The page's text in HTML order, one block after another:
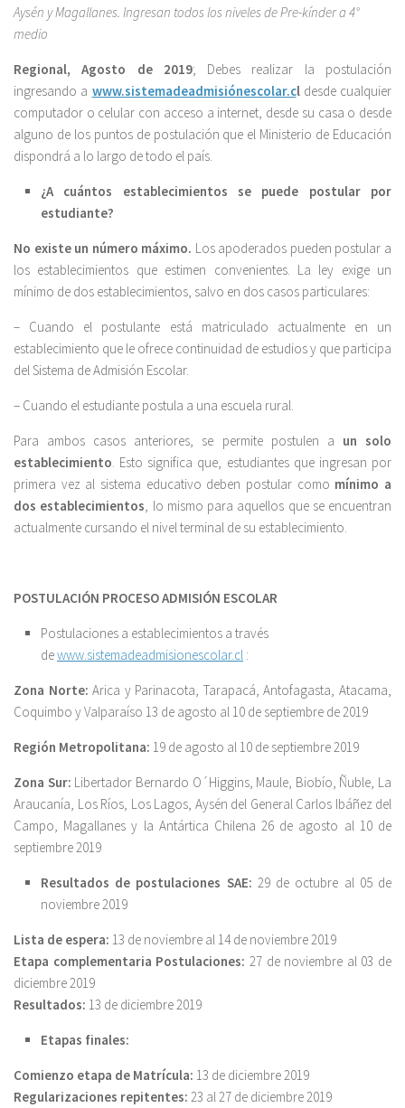
Aysén y Magallanes. Ingresan todos los niveles de Pre-kínder a 4°
medio
Regional, Agosto de 2019; Debes realizar la postulación
ingresando a www.sistemadeadmisiónescolar.cldesde cualquier
computador o celular con acceso a internet, desde su casa o desde
alguno de los puntos de postulación que el Ministerio de Educación
dispondrá a lo largo de todo el país.
¿A cuántos establecimientos se puede postular por
estudiante?
No existe un número máximo. Los apoderados pueden postular a
los establecimientos que estimen convenientes. La ley exige un
mínimo de dos establecimientos, salvo en dos casos particulares:
– Cuando el postulante está matriculado actualmente en un
establecimiento que le ofrece continuidad de estudios y que participa
del Sistema de Admisión Escolar.
– Cuando el estudiante postula a una escuela rural.
Para ambos casos anteriores, se permite postulen a un solo
establecimiento . Esto significa que, estudiantes que ingresan por
primera vez al sistema educativo deben postular como mínimo a
dos establecimientos , lo mismo para aquellos que se encuentran
actualmente cursando el nivel terminal de su establecimiento.
POSTULACIÓN PROCESO ADMISIÓN ESCOLAR
Postulaciones a establecimientos a través
dewww.sistemadeadmisionescolar.cl :
Zona Norte:Arica y Parinacota, Tarapacá, Antofagasta, Atacama,
Coquimbo y Valparaíso 13 de agosto al 10 de septiembre de 2019
Región Metropolitana: 19 de agosto al 10 de septiembre 2019
Zona Sur: Libertador Bernardo O´Higgins, Maule, Biobío, Ñuble, La
Araucanía, Los Ríos, Los Lagos, Aysén del General Carlos Ibáñez del
Campo, Magallanes y la Antártica Chilena 26 de agosto al 10 de
septiembre 2019
Resultados de postulaciones SAE: 29 de octubre al 05 de
noviembre 2019
Lista de espera: 13 de noviembre al 14 de noviembre 2019
Etapa complementaria Postulaciones: 27 de noviembre al 03 de
diciembre 2019
Resultados: 13 de diciembre 2019
Etapas finales:
Comienzo etapa de Matrícula: 13 de diciembre 2019
Regularizaciones repitentes: 23 al 27 de diciembre 2019